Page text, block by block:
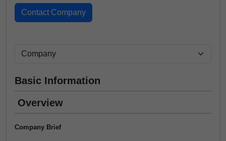
Basic Information
Overview
Company Brief